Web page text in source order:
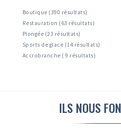
Boutique (390 résultats)
Restauration (63 résultats)
Plongée (23 résultats)
Sports de glace (14 résultats)
Accrobranche ( 9 résultats)
ILS NOUS